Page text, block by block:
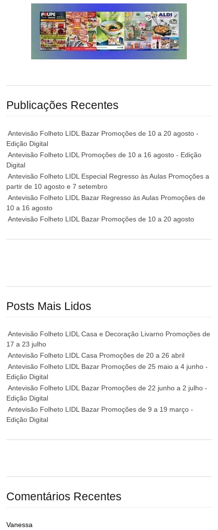
Publicações Recentes
Antevisão Folheto LIDL Bazar Promoções de 10 a 20 agosto -
Edição Digital
Antevisão Folheto LIDL Promoções de 10 a 16 agosto - Edição
Digital
Antevisão Folheto LIDL Especial Regresso às Aulas Promoções a
partir de 10 agosto e 7 setembro
Antevisão Folheto LIDL Bazar Regresso às Aulas Promoções de
10 a 16 agosto
Antevisão Folheto LIDL Bazar Promoções de 10 a 20 agosto
Posts Mais Lidos
Antevisão Folheto LIDL Casa e Decoração Livarno Promoções de
17 a 23 julho
Antevisão Folheto LIDL Casa Promoções de 20 a 26 abril
Antevisão Folheto LIDL Bazar Promoções de 25 maio a 4 junho -
Edição Digital
Antevisão Folheto LIDL Bazar Promoções de 22 junho a 2 julho -
Edição Digital
Antevisão Folheto LIDL Bazar Promoções de 9 a 19 março -
Edição Digital
Comentários Recentes
Vanessa